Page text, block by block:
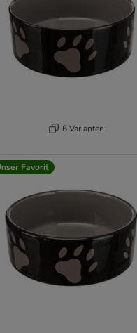
6 Varianten
Favorit